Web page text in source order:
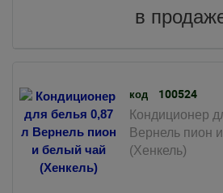
в
код 100524
Кондиционер
Вернель пион
(Хенкель)